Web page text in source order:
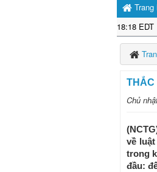
Trang
18:18
THẮC
Chủ
về
trong
đầu: